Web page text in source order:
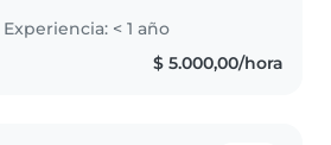
dentro de la ciudad de
Me gustan mucho los
tengo experiencia
Experiencia: < 1 año
$ 5.000,00/hora